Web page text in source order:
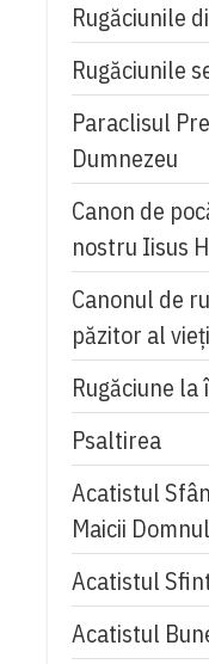
Rugăciunile
Rugăciunile
Paraclisul
Dumnezeu
Canon de
nostru Iisus
Canonul de
păzitor al
Rugăciune
Psaltirea
Acatistul
Maicii
Acatistul
Acatistul